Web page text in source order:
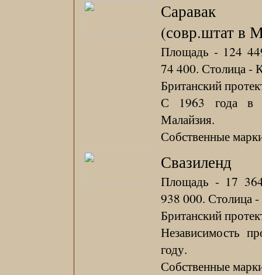
Саравак
(совр.штат в
Площадь - 124
74 400. Столица -
Британский
С 1963 года в
Малайзия.
Собственные
Свазиленд
Площадь - 17
938 000. Столица
Британский
Независимость
году.
Собственные